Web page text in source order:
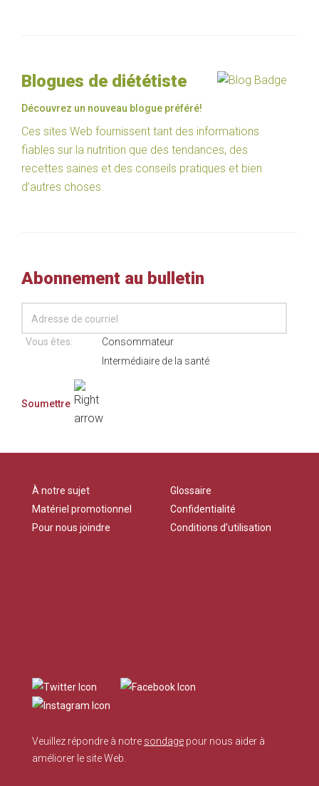
Blogues de diététiste
Découvrez un nouveau blogue préféré!
Ces sites Web fournissent tant des informations
fiables sur la nutrition que des tendances, des
recettes saines et des conseils pratiques et bien
d’autres choses.
Abonnement au bulletin
Vous êtes:
Consommateur
Intermédiaire de la santé
À notre sujet
Matériel promotionnel
Pour nous joindre
Glossaire
Confidentialité
Conditions d’utilisation
Veuillez répondre à notre sondage pour nous aider à
améliorer le site Web.